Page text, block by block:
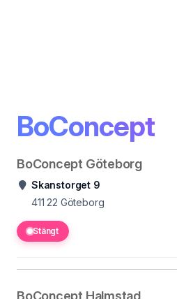
BoConcept
BoConcept Göteborg
Skanstorget 9
411 22 Göteborg
Stängt
BoConcept Halmstad